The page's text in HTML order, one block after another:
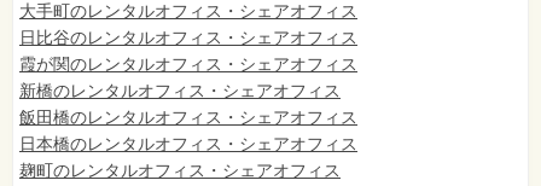
大手町のレンタルオフィス・シェアオフィス
日比谷のレンタルオフィス・シェアオフィス
霞が関のレンタルオフィス・シェアオフィス
新橋のレンタルオフィス・シェアオフィス
飯田橋のレンタルオフィス・シェアオフィス
日本橋のレンタルオフィス・シェアオフィス
麹町のレンタルオフィス・シェアオフィス